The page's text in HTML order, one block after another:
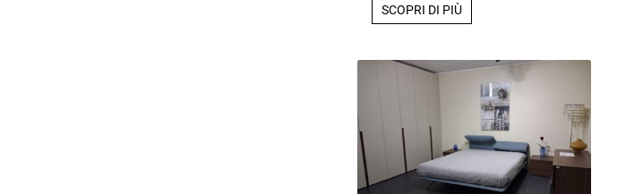
SCOPRI DI PIÙ